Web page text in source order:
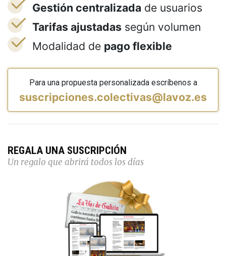
Gestión centralizada de usuarios
Tarifas ajustadas según volumen
Modalidad de pago flexible
Para una propuesta personalizada escríbenos a
suscripciones.colectivas@lavoz.es
REGALA UNA SUSCRIPCIÓN
Un regalo que abrirá todos los días